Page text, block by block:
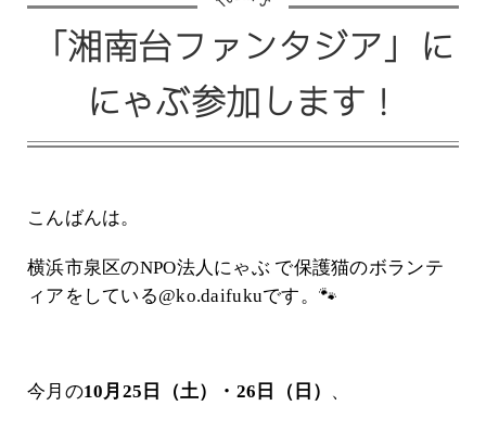
「湘南台ファンタジア」に
にゃぶ参加します！
こんばんは。
横浜市泉区のNPO法人にゃぶ で保護猫のボランテ
ィアをしている@ko.daifukuです。🐾
今月の10月25日（土）・26日（日） 、